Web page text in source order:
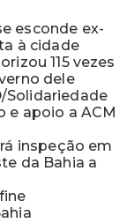
esconde ex-
à cidade
115 vezes
dele
Solidariedade
e apoio a ACM
inspeção em
da Bahia a